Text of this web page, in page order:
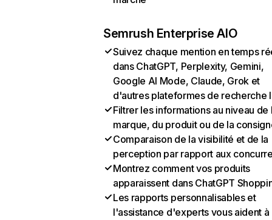
Semrush Enterprise AIO
Suivez chaque mention en temps
dans ChatGPT, Perplexity, Gemini,
Google AI Mode, Claude, Grok et
d'autres plateformes de recherche
Filtrer les informations au niveau de
marque, du produit ou de la
Comparaison de la visibilité et de la
perception par rapport aux
Montrez comment vos produits
apparaissent dans ChatGPT
Les rapports personnalisables et
l'assistance d'experts vous aident à